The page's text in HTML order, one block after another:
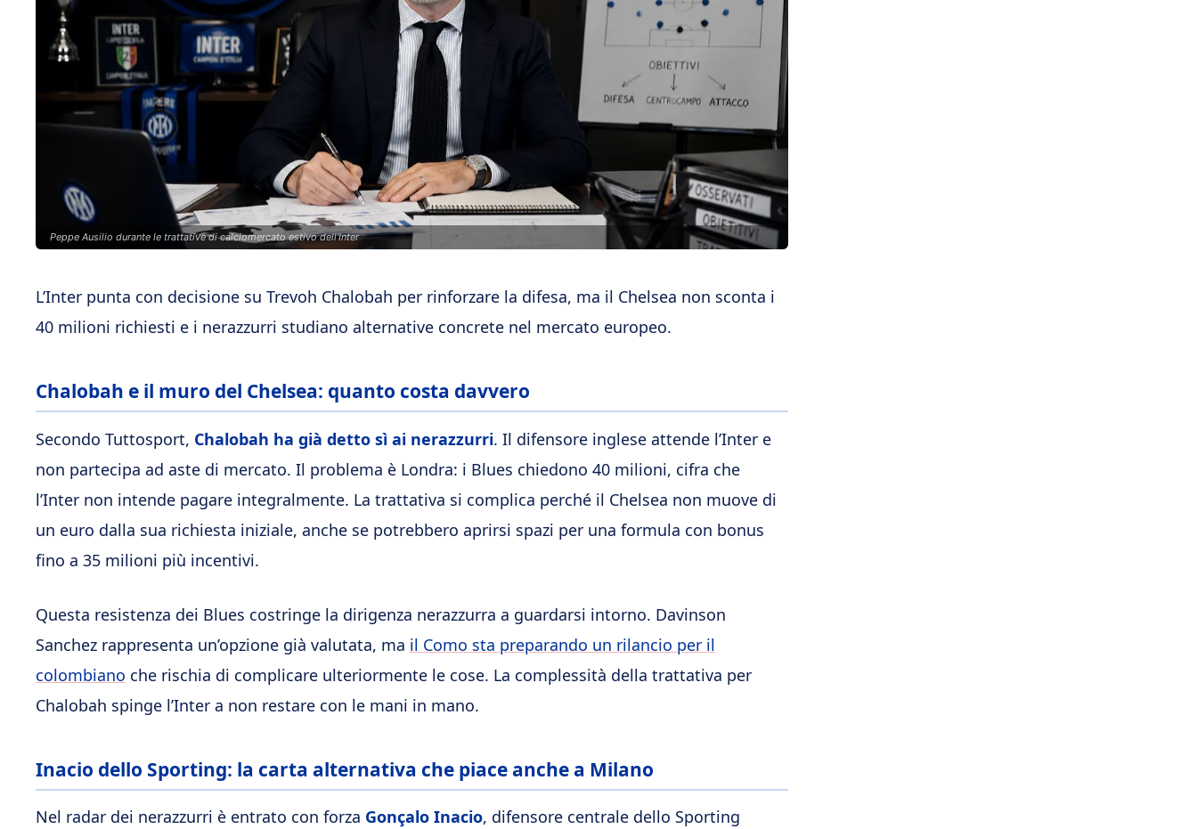
Peppe Ausilio durante le trattative di calciomercato estivo dell'Inter
L’Inter punta con decisione su Trevoh Chalobah per rinforzare la difesa, ma il Chelsea non sconta i
40 milioni richiesti e i nerazzurri studiano alternative concrete nel mercato europeo.
Chalobah e il muro del Chelsea: quanto costa davvero
Secondo Tuttosport, Chalobah ha già detto sì ai nerazzurri. Il difensore inglese attende l’Inter e
non partecipa ad aste di mercato. Il problema è Londra: i Blues chiedono 40 milioni, cifra che
l’Inter non intende pagare integralmente. La trattativa si complica perché il Chelsea non muove di
un euro dalla sua richiesta iniziale, anche se potrebbero aprirsi spazi per una formula con bonus
fino a 35 milioni più incentivi.
Questa resistenza dei Blues costringe la dirigenza nerazzurra a guardarsi intorno. Davinson
Sanchez rappresenta un’opzione già valutata, ma il Como sta preparando un rilancio per il
colombiano che rischia di complicare ulteriormente le cose. La complessità della trattativa per
Chalobah spinge l’Inter a non restare con le mani in mano.
Inacio dello Sporting: la carta alternativa che piace anche a Milano
Nel radar dei nerazzurri è entrato con forza Gonçalo Inacio, difensore centrale dello Sporting